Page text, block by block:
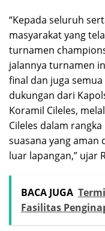
“Kepada seluruh
masyarakat yang
turnamen
jalannya turnamen
final dan juga
dukungan dari
Koramil Cileles,
Cileles dalam
suasana yang aman
luar lapangan,” ujar
BACA JUGA
Fasilitas